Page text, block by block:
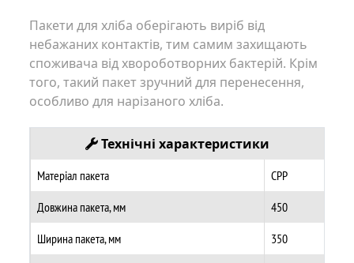
Пакети для хліба оберігають виріб від
небажаних контактів, тим самим захищають
споживача від хвороботворних бактерій. Крім
того, такий пакет зручний для перенесення,
особливо для нарізаного хліба.
Технічні характеристики
Матеріал пакета
CPP
Довжина пакета, мм
450
Ширина пакета, мм
350